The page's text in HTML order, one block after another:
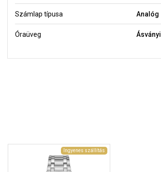
Számlap típusa Analóg
Óraüveg Ásványi
Ingyenes szállítás